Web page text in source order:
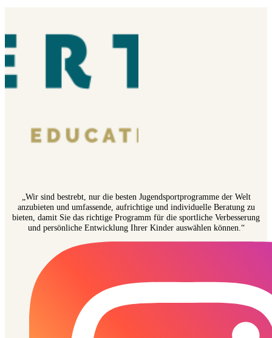
„Wir sind bestrebt, nur die besten Jugendsportprogramme der Welt
anzubieten und umfassende, aufrichtige und individuelle Beratung zu
bieten, damit Sie das richtige Programm für die sportliche Verbesserung
und persönliche Entwicklung Ihrer Kinder auswählen können.“